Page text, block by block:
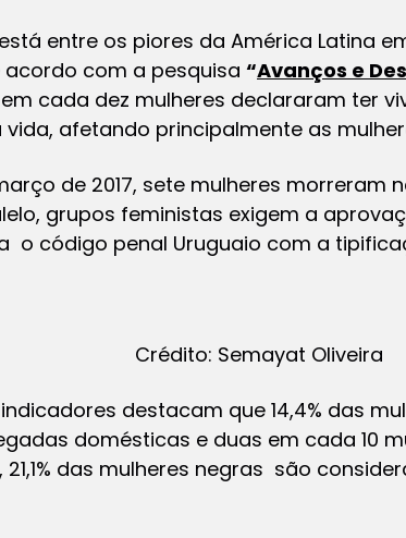
entre os piores da América Latina
com a pesquisa “Avanços e
em cada dez mulheres declararam ter
afetando principalmente as
de 2017, sete mulheres morreram
grupos feministas exigem a
o código penal Uruguaio com a
Crédito: Semayat Oliveira
destacam que 14,4% das
domésticas e duas em cada 10
21,1% das mulheres negras são